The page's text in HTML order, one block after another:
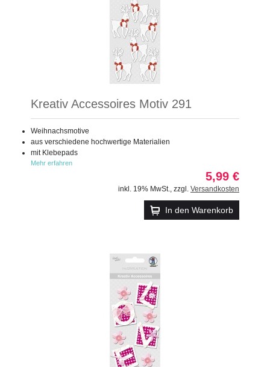
Kreativ Accessoires Motiv 291
Weihnachsmotive
aus verschiedene hochwertige Materialien
mit Klebepads
Mehr erfahren
5,99 €
inkl. 19% MwSt. zzgl. Versandkosten
In den Warenkorb